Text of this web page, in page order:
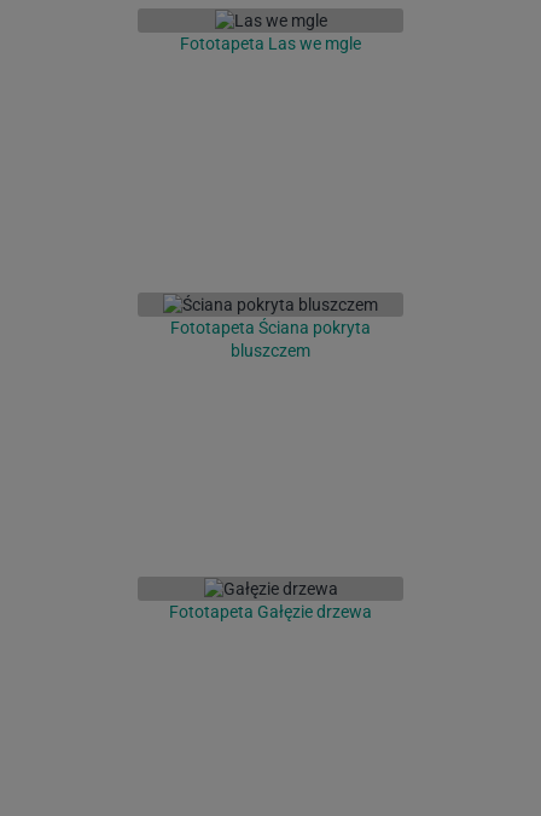
Fototapeta Las we mgle
Fototapeta Ściana pokryta
bluszczem
Fototapeta Gałęzie drzewa